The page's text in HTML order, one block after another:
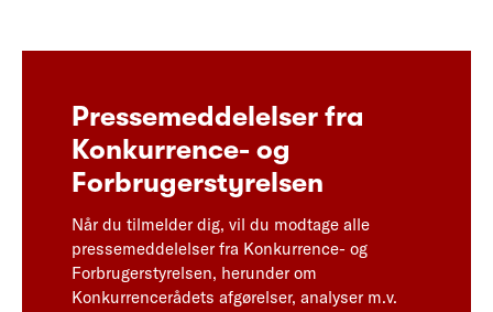
Pressemeddelelser fra
Konkurrence- og
Forbrugerstyrelsen
Når du tilmelder dig, vil du modtage alle
pressemeddelelser fra Konkurrence- og
Forbrugerstyrelsen, herunder om
Konkurrencerådets afgørelser, analyser m.v.